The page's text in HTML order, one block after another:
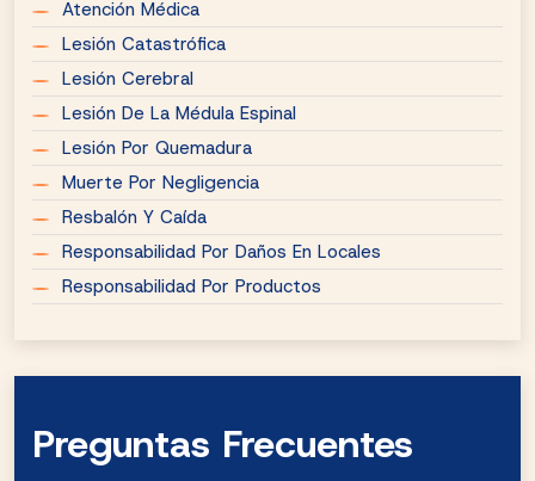
Atención Médica
Lesión Catastrófica
Lesión Cerebral
Lesión De La Médula Espinal
Lesión Por Quemadura
Muerte Por Negligencia
Resbalón Y Caída
Responsabilidad Por Daños En Locales
Responsabilidad Por Productos
Preguntas Frecuentes